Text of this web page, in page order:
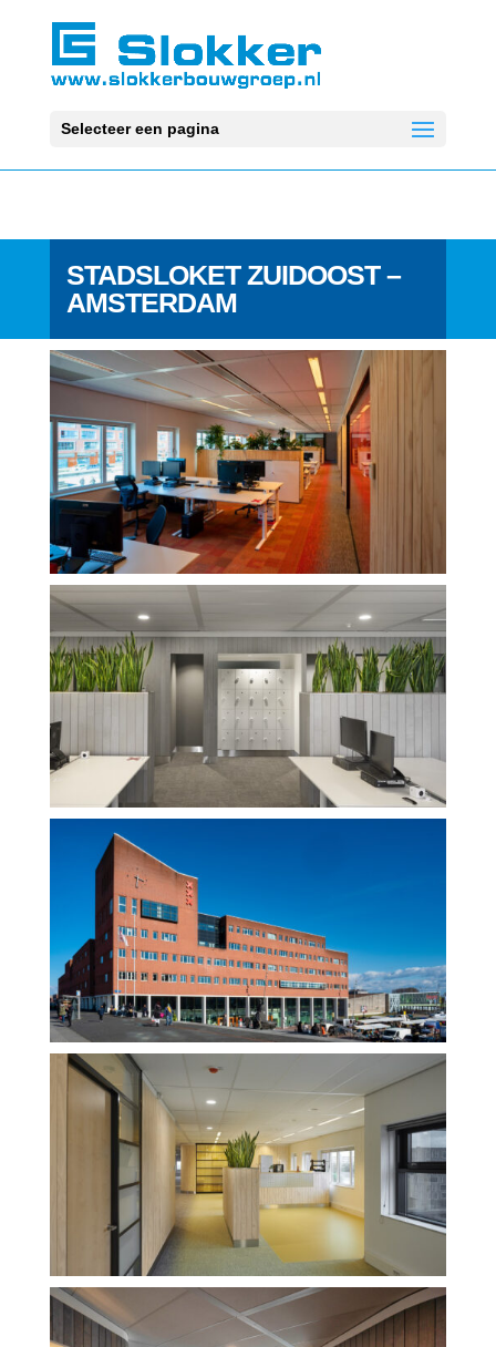
Selecteer een pagina
STADSLOKET ZUIDOOST –
AMSTERDAM